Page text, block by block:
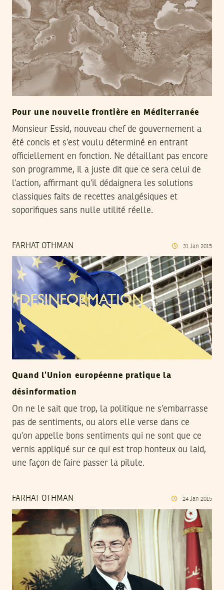
Pour une nouvelle frontière en Méditerranée
Monsieur Essid, nouveau chef de gouvernement a
été concis et s’est voulu déterminé en entrant
officiellement en fonction. Ne détaillant pas encore
son programme, il a juste dit que ce sera celui de
l’action, affirmant qu’il dédaignera les solutions
classiques faits de recettes analgésiques et
soporifiques sans nulle utilité réelle.
FARHAT OTHMAN 31 Jan 2015
Quand l’Union européenne pratique la
désinformation
On ne le sait que trop, la politique ne s’embarrasse
pas de sentiments, ou alors elle verse dans ce
qu’on appelle bons sentiments qui ne sont que ce
vernis appliqué sur ce qui est trop honteux ou laid,
une façon de faire passer la pilule.
FARHAT OTHMAN 24 Jan 2015